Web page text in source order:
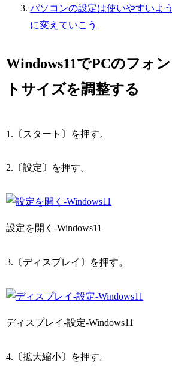
パソコンの設定は使いやすいよう
に変えていこう
Windows11でPCのフォン
トサイズを調整する
1.〔スタート〕を押す。
2.〔設定〕を押す。
設定を開く-Windows11
3.〔ディスプレイ〕を押す。
ディスプレイ-設定-Windows11
4.〔拡大縮小〕を押す。